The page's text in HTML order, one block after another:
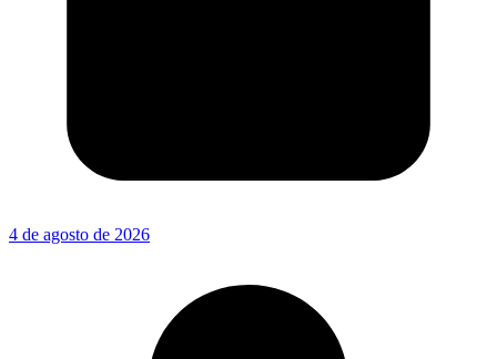
4 de agosto de 2026